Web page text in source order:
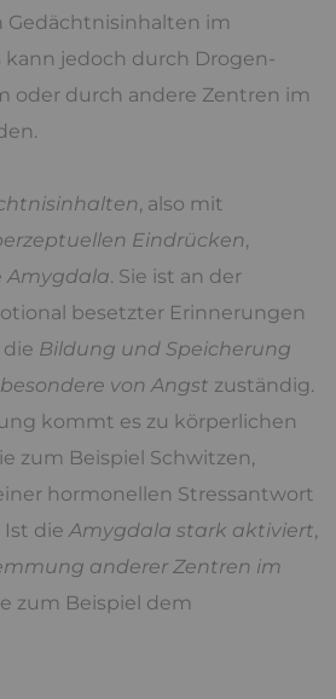
Gedächtnisinhalten im
jedoch durch Drogen-
oder durch andere Zentren im
, also mit
Eindrücken,
Amygdala. Sie ist an der
besetzter Erinnerungen
Bildung und Speicherung
von Angst zuständig.
kommt es zu körperlichen
zum Beispiel Schwitzen,
hormonellen Stressantwort
Ist dieAmygdala stark aktiviert,
anderer Zentren im
zum Beispiel dem